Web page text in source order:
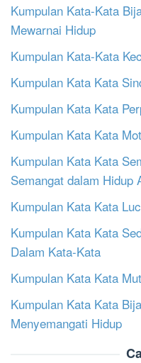
Kumpulan Kata-Kata
Mewarnai Hidup
Kumpulan Kata-Kata
Kumpulan Kata Kata
Kumpulan Kata Kata
Kumpulan Kata Kata
Kumpulan Kata Kata
Semangat dalam Hidup
Kumpulan Kata Kata
Kumpulan Kata Kata
Dalam Kata-Kata
Kumpulan Kata Kata
Kumpulan Kata Kata
Menyemangati Hidup